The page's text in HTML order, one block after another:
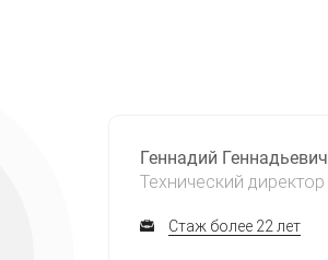
Геннадий Геннадьевич
Технический директор
Стаж более 22 лет